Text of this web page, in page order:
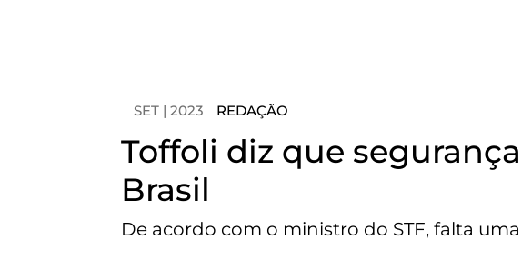
SET | 2023 REDAÇÃO
Toffoli diz que
Brasil
De acordo com o ministro do STF, falta